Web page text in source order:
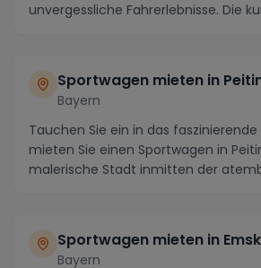
unvergessliche Fahrerlebnisse. Die
Sportwagen mieten in
Bayern
Tauchen Sie ein in das
mieten Sie einen Sportwagen in
malerische Stadt inmitten der
Sportwagen mieten in
Bayern